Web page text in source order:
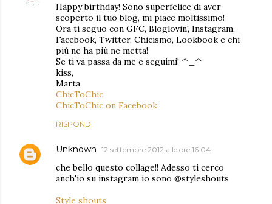
Happy birthday! Sono superfelice di aver
scoperto il tuo blog, mi piace moltissimo!
Ora ti seguo con GFC, Bloglovin', Instagram,
Facebook, Twitter, Chicismo, Lookbook e chi
più ne ha più ne metta!
Se ti va passa da me e seguimi! ^_^
kiss,
Marta
ChicToChic
ChicToChic on Facebook
RISPONDI
Unknown 12 settembre 2012 alle ore 16:04
che bello questo collage!! Adesso ti cerco
anch'io su instagram io sono @styleshouts
Style shouts